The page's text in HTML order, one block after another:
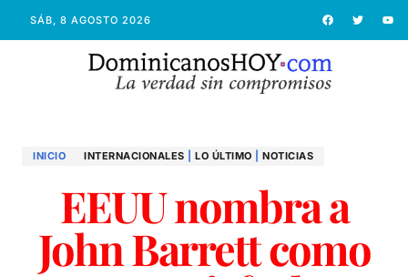
SÁB, 8 AGOSTO 2026
INICIO INTERNACIONALES LO ÚLTIMO NOTICIAS
EEUU nombra a
John Barrett como